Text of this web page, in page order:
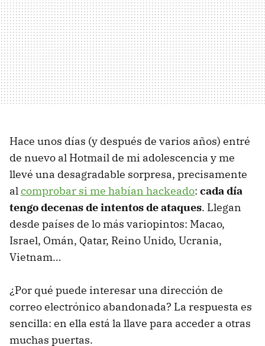
Hace unos días (y después de varios años) entré
de nuevo al Hotmail de mi adolescencia y me
llevé una desagradable sorpresa, precisamente
alcomprobar si me habían hackeado: cada día
tengo decenas de intentos de ataques. Llegan
desde países de lo más variopintos: Macao,
Israel, Omán, Qatar, Reino Unido, Ucrania,
Vietnam…
¿Por qué puede interesar una dirección de
correo electrónico abandonada? La respuesta es
sencilla: en ella está la llave para acceder a otras
muchas puertas.